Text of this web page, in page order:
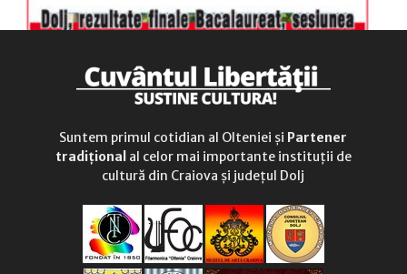
Suntem primul cotidian al Olteniei și Partener
tradițional al celor mai importante instituții de
cultură din Craiova și județul Dolj